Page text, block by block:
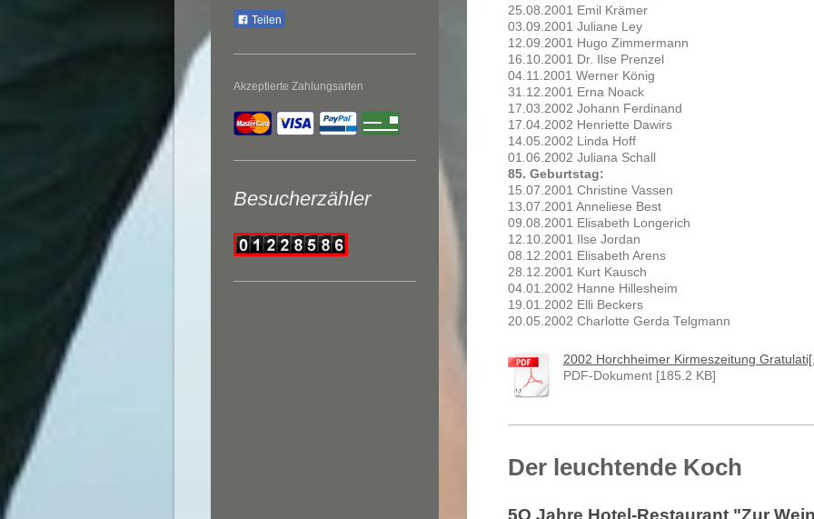
Teilen
Akzeptierte Zahlungsarten
Besucherzähler
25.08.2001 Emil Krämer
03.09.2001 Juliane Ley
12.09.2001 Hugo Zimmermann
16.10.2001 Dr. Ilse Prenzel
04.11.2001 Werner König
31.12.2001 Erna Noack
17.03.2002 Johann Ferdinand
17.04.2002 Henriette Dawirs
14.05.2002 Linda Hoff
01.06.2002 Juliana Schall
85. Geburtstag:
15.07.2001 Christine Vassen
13.07.2001 Anneliese Best
09.08.2001 Elisabeth Longerich
12.10.2001 Ilse Jordan
08.12.2001 Elisabeth Arens
28.12.2001 Kurt Kausch
04.01.2002 Hanne Hillesheim
19.01.2002 Elli Beckers
20.05.2002 Charlotte Gerda Telgmann
2002 Horchheimer Kirmeszeitung
PDF-Dokument [185.2 KB]
Der leuchtende Koch
5O Jahre Hotel-Restaurant "Zur